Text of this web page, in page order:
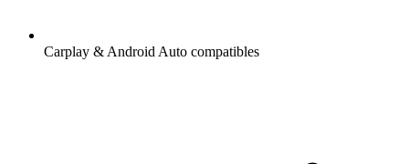
Carplay & Android Auto compatibles